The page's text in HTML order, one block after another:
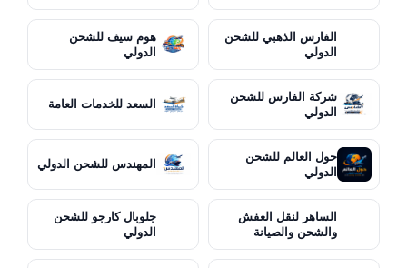
الفارس الذهبي للشحن
الدولي
هوم سيف للشحن
الدولي
شركة الفارس للشحن
الدولي
السعد للخدمات العامة
حول العالم للشحن
الدولي
المهندس للشحن الدولي
الساهر لنقل العفش
والشحن والصيانة
جلوبال كارجو للشحن
الدولي